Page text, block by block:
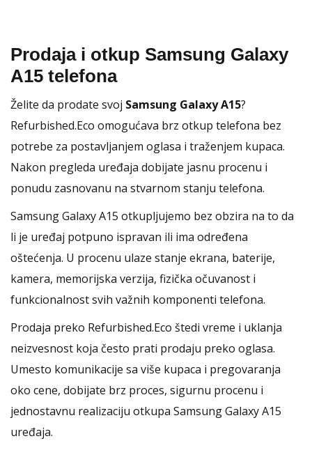
Prodaja i otkup Samsung Galaxy
A15 telefona
Želite da prodate svoj Samsung Galaxy A15?
Refurbished.Eco omogućava brz otkup telefona bez
potrebe za postavljanjem oglasa i traženjem kupaca.
Nakon pregleda uređaja dobijate jasnu procenu i
ponudu zasnovanu na stvarnom stanju telefona.
Samsung Galaxy A15 otkupljujemo bez obzira na to da
li je uređaj potpuno ispravan ili ima određena
oštećenja. U procenu ulaze stanje ekrana, baterije,
kamera, memorijska verzija, fizička očuvanost i
funkcionalnost svih važnih komponenti telefona.
Prodaja preko Refurbished.Eco štedi vreme i uklanja
neizvesnost koja često prati prodaju preko oglasa.
Umesto komunikacije sa više kupaca i pregovaranja
oko cene, dobijate brz proces, sigurnu procenu i
jednostavnu realizaciju otkupa Samsung Galaxy A15
uređaja.